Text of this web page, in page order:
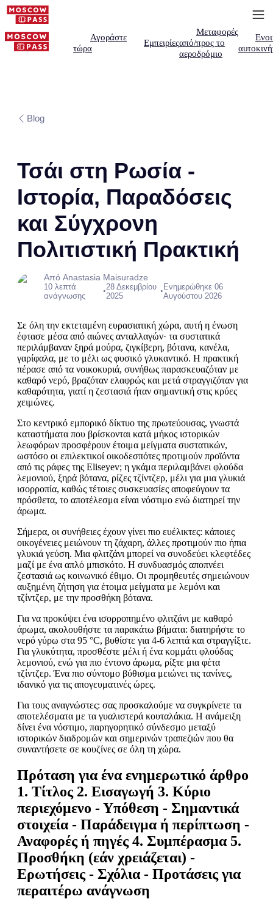
Αγοράστε
τώρα
Εμπειρίες
Μεταφορές
από/προς το
αεροδρόμιο
Blog
Τσάι στη Ρωσία -
Ιστορία, Παραδόσεις
και Σύγχρονη
Πολιτιστική Πρακτική
Από Anastasia Maisuradze
10 λεπτά
ανάγνωσης
•28 Δεκεμβρίου
2025
• Ενημερώθηκε 06
Αυγούστου 2026
Σε όλη την εκτεταμένη ευρασιατική χώρα, αυτή η ένωση
έφτασε μέσα από αιώνες ανταλλαγών· τα συστατικά
περιλάμβαναν ξηρά μούρα, ζιγκίβερη, βότανα, κανέλα,
γαρίφαλα, με το μέλι ως φυσικό γλυκαντικό. Η πρακτική
πέρασε από τα νοικοκυριά, συνήθως παρασκευαζόταν με
καθαρό νερό, βραζόταν ελαφρώς και μετά στραγγιζόταν για
καθαρότητα, γιατί η ζεστασιά ήταν σημαντική στις κρύες
χειμώνες.
Στο κεντρικό εμπορικό δίκτυο της πρωτεύουσας, γνωστά
καταστήματα που βρίσκονται κατά μήκος ιστορικών
λεωφόρων προσφέρουν έτοιμα μείγματα συστατικών,
ωστόσο οι επιλεκτικοί οικοδεσπότες προτιμούν προϊόντα
από τις ράφες της Eliseyev; η γκάμα περιλαμβάνει φλούδα
λεμονιού, ξηρά βότανα, ρίζες τζίντζερ, μέλι για μια γλυκιά
ισορροπία, καθώς τέτοιες συσκευασίες αποφεύγουν τα
πρόσθετα, το αποτέλεσμα είναι νόστιμο ενώ διατηρεί την
άρωμα.
Σήμερα, οι συνήθειες έχουν γίνει πιο ευέλικτες: κάποιες
οικογένειες μειώνουν τη ζάχαρη, άλλες προτιμούν πιο ήπια
γλυκιά γεύση. Μια φλιτζάνι μπορεί να συνοδεύει κλεφτέδες
μαζί με ένα απλό μπισκότο. Η συνδυασμός αποπνέει
ζεστασιά ως κοινωνικό έθιμο. Οι προμηθευτές σημειώνουν
αυξημένη ζήτηση για έτοιμα μείγματα με λεμόνι και
τζίντζερ, με την προσθήκη βότανα.
Για να προκύψει ένα ισορροπημένο φλιτζάνι με καθαρό
άρωμα, ακολουθήστε τα παρακάτω βήματα: διατηρήστε το
νερό γύρω στα 95 °C, βυθίστε για 4-6 λεπτά και στραγγίξτε.
Για γλυκύτητα, προσθέστε μέλι ή ένα κομμάτι φλούδας
λεμονιού, ενώ για πιο έντονο άρωμα, ρίξτε μια φέτα
τζίντζερ. Ένα πιο σύντομο βύθισμα μειώνει τις τανίνες,
ιδανικό για τις απογευματινές ώρες.
Για τους αναγνώστες: σας προσκαλούμε να συγκρίνετε τα
αποτελέσματα με τα γυαλιστερά κουταλάκια. Η ανάμειξη
δίνει ένα νόστιμο, παρηγορητικό σύνδεσμο μεταξύ
ιστορικών διαδρομών και σημερινών τραπεζιών που θα
συναντήσετε σε κουζίνες σε όλη τη χώρα.
Πρόταση για ένα ενημερωτικό άρθρο
1. Τίτλος 2. Εισαγωγή 3. Κύριο
περιεχόμενο - Υπόθεση - Σημαντικά
στοιχεία - Παράδειγμα ή περίπτωση -
Αναφορές ή πηγές 4. Συμπέρασμα 5.
Προσθήκη (εάν χρειάζεται) -
Ερωτήσεις - Σχόλια - Προτάσεις για
περαιτέρω ανάγνωση